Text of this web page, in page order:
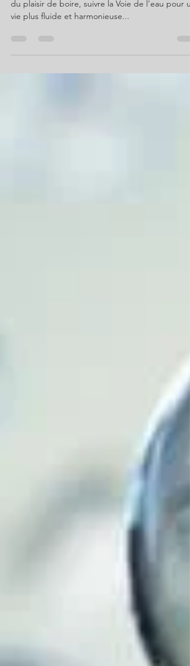
Journée mondiale de l'eau 22 mars 2025. Au-delà